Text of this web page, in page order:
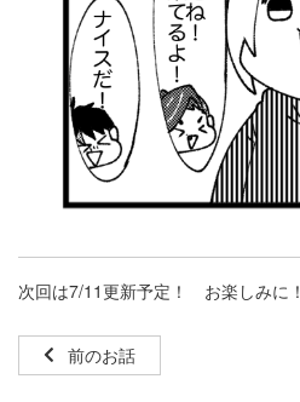
次回は7/11更新予定！ お楽しみに！
前のお話